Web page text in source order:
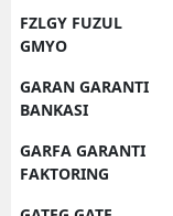
FZLGY FUZUL
GMYO
GARAN GARANTI
BANKASI
GARFA GARANTI
FAKTORING